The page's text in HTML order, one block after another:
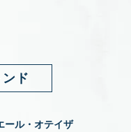
ド
ール・オテイザ